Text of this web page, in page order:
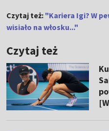
Czytaj też: "Kariera Igi? W
wisiało na włosku..."
Czytaj też